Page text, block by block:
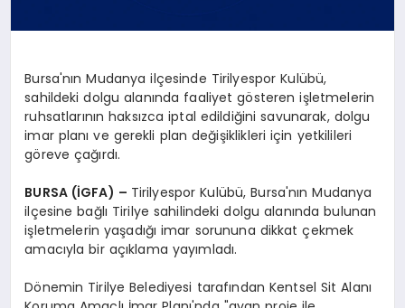
Bursa'nın Mudanya ilçesinde Tirilyespor Kulübü,
sahildeki dolgu alanında faaliyet gösteren işletmelerin
ruhsatlarının haksızca iptal edildiğini savunarak, dolgu
imar planı ve gerekli plan değişiklikleri için yetkilileri
göreve çağırdı.
BURSA (İGFA) – Tirilyespor Kulübü, Bursa'nın Mudanya
ilçesine bağlı Tirilye sahilindeki dolgu alanında bulunan
işletmelerin yaşadığı imar sorununa dikkat çekmek
amacıyla bir açıklama yayımladı.
Dönemin Tirilye Belediyesi tarafından Kentsel Sit Alanı